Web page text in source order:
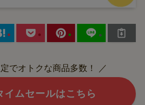
でオトクな商品多数！ ／
イムセールはこちら